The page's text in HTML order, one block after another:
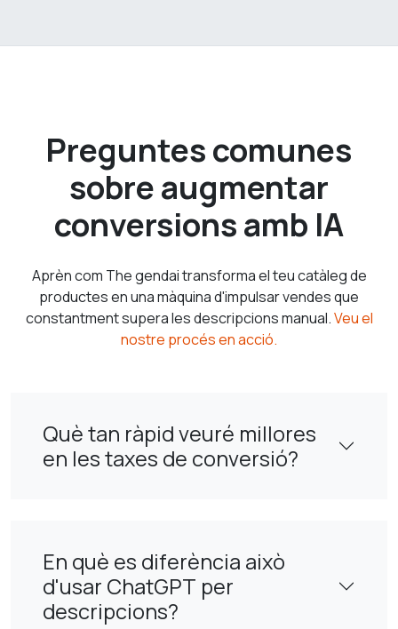
Preguntes comunes
sobre augmentar
conversions amb IA
Aprèn com The gendai transforma el teu catàleg de
productes en una màquina d'impulsar vendes que
constantment supera les descripcions manual.Veu el
nostre procés en acció.
Què tan ràpid veuré millores
en les taxes de conversió?
En què es diferència això
d'usar ChatGPT per
descripcions?